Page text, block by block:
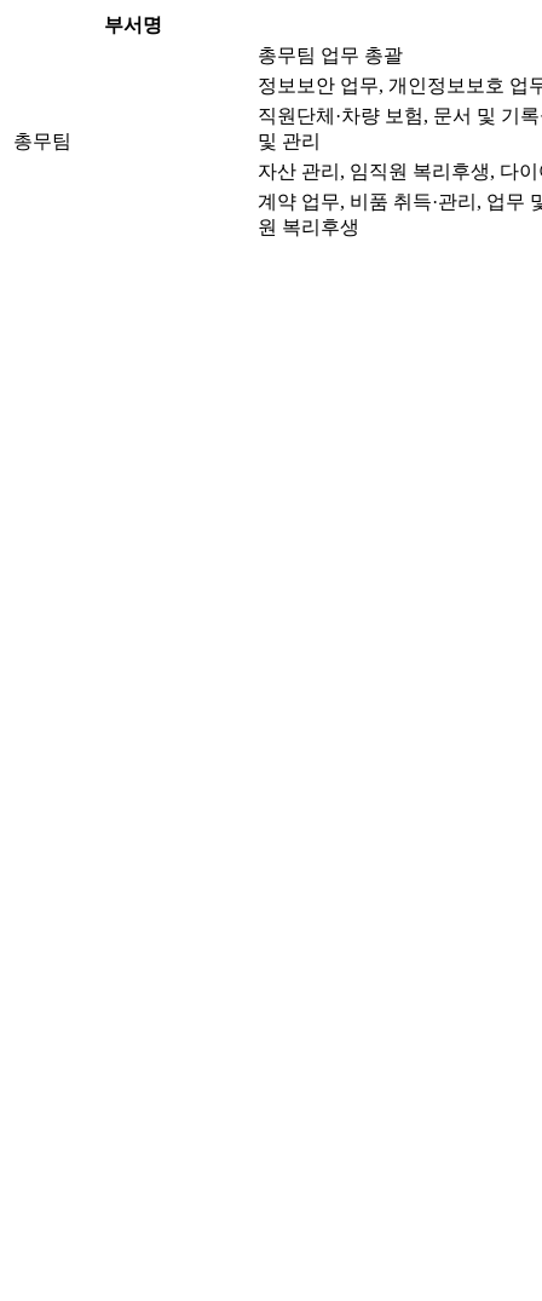
부서명
총무팀
총무팀 업무 총괄
정보보안 업무, 개인정보보호 업
직원단체·차량 보험, 문서 및 기
및 관리
자산 관리, 임직원 복리후생, 다
계약 업무, 비품 취득·관리, 업무
원 복리후생